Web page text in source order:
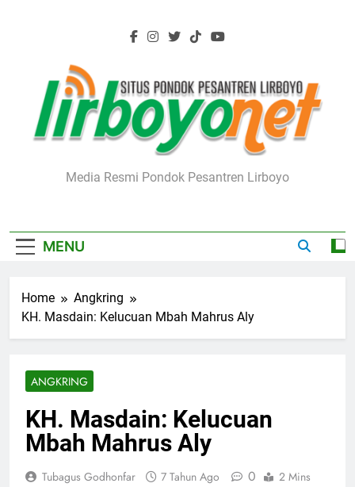
Lirboyo.net
Media Resmi Pondok Pesantren Lirboyo
MENU
Home
Angkring
KH. Masdain: Kelucuan Mbah Mahrus Aly
ANGKRING
KH. Masdain: Kelucuan
Mbah Mahrus Aly
Tubagus Godhonfar 7 Tahun Ago 0 2 Mins